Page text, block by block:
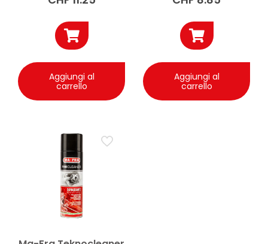
Aggiungi al
carrello
Aggiungi al
carrello